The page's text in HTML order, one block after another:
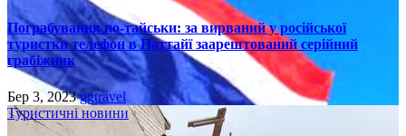
Пограбування по-тайськи: за вирваний у російської
туристки телефон в Паттайї заарештований серійний
грабіжник
Бер 3, 2023ggtravel
Туристичні новини